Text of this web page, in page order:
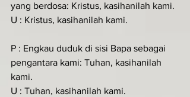
yang berdosa: Kristus, kasihanilah kami.
U : Kristus, kasihanilah kami.
P : Engkau duduk di sisi Bapa sebagai
pengantara kami: Tuhan, kasihanilah
kami.
U : Tuhan, kasihanilah kami.